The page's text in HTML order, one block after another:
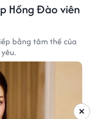
Hồng Đào viên
bằng tâm thế của
×